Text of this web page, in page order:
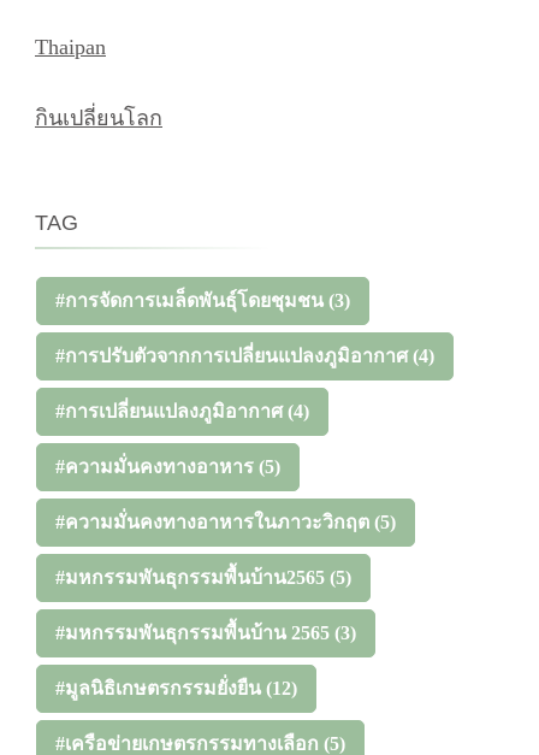
Thaipan
กินเปลี่ยนโลก
TAG
#การจัดการเมล็ดพันธุ์โดยชุมชน (3)
#การปรับตัวจากการเปลี่ยนแปลงภูมิอากาศ(4)
#การเปลี่ยนแปลงภูมิอากาศ(4)
#ความมั่นคงทางอาหาร (5)
#ความมั่นคงทางอาหารในภาวะวิกฤต (5)
#มหกรรมพันธุกรรมพื้นบ้าน2565 (5)
#มหกรรมพันธุกรรมพื้นบ้าน 2565 (3)
#มูลนิธิเกษตรกรรมยั่งยืน (12)
#เครือข่ายเกษตรกรรมทางเลือก (5)